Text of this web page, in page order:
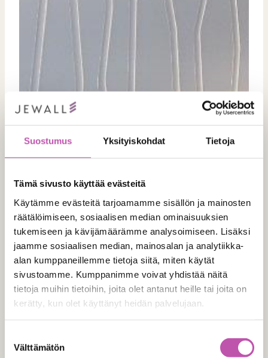
Suostumus Yksityiskohdat Tietoja
Tämä sivusto käyttää evästeitä
Käytämme evästeitä tarjoamamme sisällön ja mainosten
räätälöimiseen, sosiaalisen median ominaisuuksien
tukemiseen ja kävijämäärämme analysoimiseen. Lisäksi
jaamme sosiaalisen median, mainosalan ja analytiikka-
alan kumppaneillemme tietoja siitä, miten käytät
sivustoamme. Kumppanimme voivat yhdistää näitä
tietoja muihin tietoihin, joita olet antanut heille tai joita on
kerätty, kun olet käyttänyt heidän palvelujaan.
valinta
Välttämätön